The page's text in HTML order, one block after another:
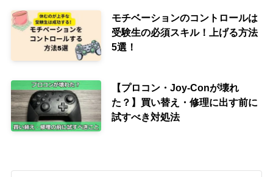
モチベーションのコントロールは
受験生の必須スキル！上げる方法
5選！
【プロコン・Joy-Conが壊れ
た？】買い替え・修理に出す前に
試すべき対処法